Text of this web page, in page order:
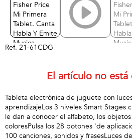
Ref. 21-61CDG
El artículo no
Tableta electrónica de juguete con
aprendizajeLos 3 niveles Smart Stages
le dan a conocer el alfabeto, los
coloresPulsa los 28 botones 'de
100 canciones, sonidos y frasesLuces